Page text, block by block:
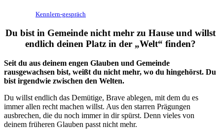
Kennlern-gespräch
Du bist in Gemeinde nicht mehr zu Hause und willst
endlich deinen Platz in der „Welt“ finden?
Seit du aus deinem engen Glauben und Gemeinde
rausgewachsen bist, weißt du nicht mehr, wo du hingehörst. Du
bist irgendwie zwischen den Welten.
Du willst endlich das Demütige, Brave ablegen, mit dem du es
immer allen recht machen willst. Aus den starren Prägungen
ausbrechen, die du noch immer in dir spürst. Denn vieles von
deinem früheren Glauben passt nicht mehr.